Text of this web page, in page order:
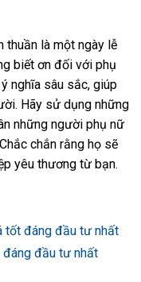
thuần là một ngày lễ
biết ơn đối với phụ
nghĩa sâu sắc, giúp
Hãy sử dụng những
những người phụ nữ
chắn rằng họ sẽ
yêu thương từ bạn.
tốt đáng đầu tư nhất
đáng đầu tư nhất